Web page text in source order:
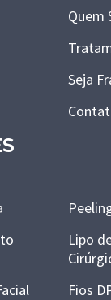
Quem
Seja
Lipo
Fios